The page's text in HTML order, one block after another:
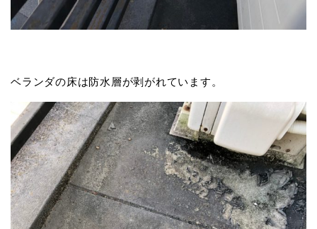
ベランダの床は防水層が剥がれています。